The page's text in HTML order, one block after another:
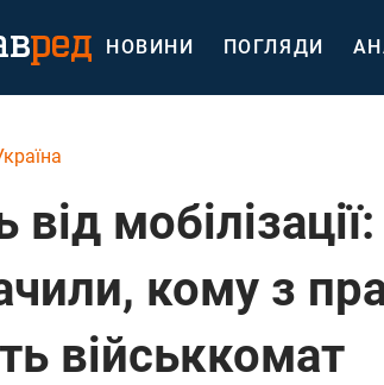
НОВИНИ ПОГЛЯДИ
від
кому з
військкомат